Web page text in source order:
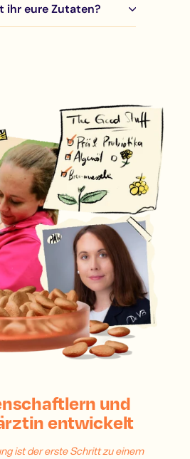
ihr eure Zutaten?
und
entwickelt
ist der erste Schritt zu einem